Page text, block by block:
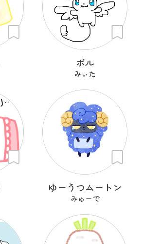
ポル
みぃた
ゆーうつムートン
みゅーで